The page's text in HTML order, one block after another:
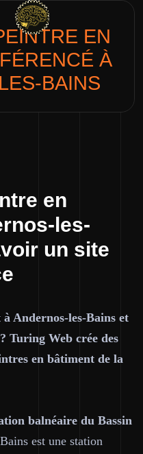
EN
À
BAINS
en
les-
un site
Andernos-les-Bains et
Turing Web crée des
en bâtiment de la
balnéaire du Bassin
est une station